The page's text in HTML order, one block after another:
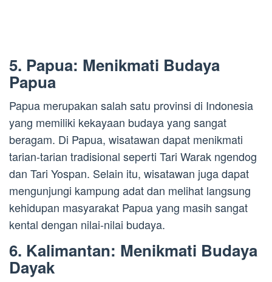
5. Papua: Menikmati Budaya
Papua
Papua merupakan salah satu provinsi di Indonesia
yang memiliki kekayaan budaya yang sangat
beragam. Di Papua, wisatawan dapat menikmati
tarian-tarian tradisional seperti Tari Warak ngendog
dan Tari Yospan. Selain itu, wisatawan juga dapat
mengunjungi kampung adat dan melihat langsung
kehidupan masyarakat Papua yang masih sangat
kental dengan nilai-nilai budaya.
6. Kalimantan: Menikmati Budaya
Dayak